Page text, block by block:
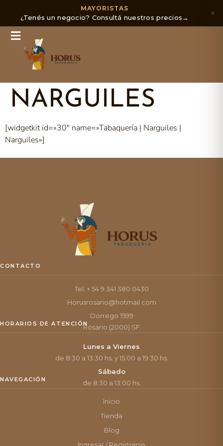
MAYORISTAS
¿Tenés un negocio? Consultá nuestros precios→ ×
NARGUILES
[widgetkit id=»30″ name=»Tabaquería | Narguiles |
Narguiles»]
CONTACTO
Tel: + 54 9 341 380 0430
Horusrosario@hotmail.com
Dorrego 1599
Rosario (2000) SF
HORARIOS DE ATENCIÓN
Lunes a Viernes
de 8:30 a 13:30 hs. y 15:00 a 19:30 hs.
Sábado
de 8:30 a 13:00 hs.
NAVEGACIÓN
Inicio
Tienda
Blog